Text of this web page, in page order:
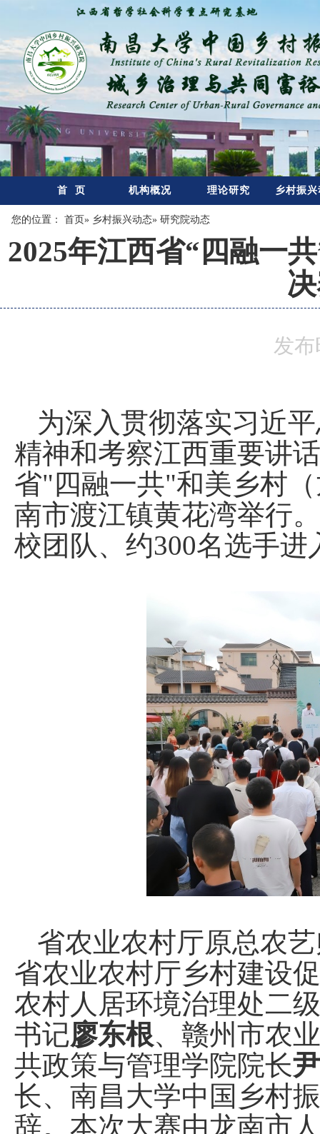
首 页 机构概况 理论研究 乡村振
您的位置： 首页» 乡村振兴动态» 研究院动态
2025年江西省“四融一
发布
为深入贯彻落实习近
精神和考察江西重要讲
省"四融一共"和美乡村
南市渡江镇黄花湾举行
校团队、约300名选手进
省农业农村厅原总农
省农业农村厅乡村建设
农村人居环境治理处二
书记廖东根、赣州市农
共政策与管理学院院长
长、南昌大学中国乡村
辞。本次大赛由龙南市